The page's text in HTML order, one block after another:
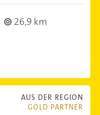
26,9 km
AUS DER REGION
GOLD PARTNER